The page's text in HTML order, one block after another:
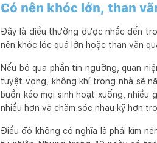
Có nên khóc lớn, than
Đây là điều thường được nhắc đến
nên khóc lóc quá lớn hoặc than vãn
Nếu bỏ qua phần tín ngưỡng, quan
tuyệt vọng, không khí trong nhà sẽ
buồn kéo mọi sinh hoạt xuống,
nhiều hơn và chăm sóc nhau kỹ hơn
Điều đó không có nghĩa là phải kìm